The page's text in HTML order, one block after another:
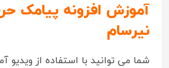
آموزش افزونه پیامک
نیرسام
شما می توانید با استفاده از